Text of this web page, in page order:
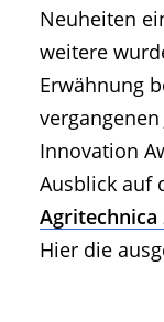
Neuheiten
weitere
Erwähnung
Innovation
Ausblick auf
Agritechnica
Hier die